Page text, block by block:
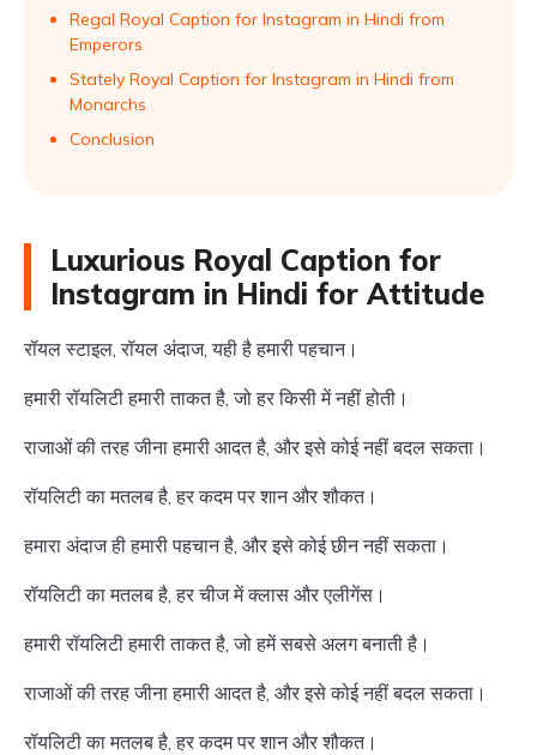
Regal Royal Caption for Instagram in Hindi from
Emperors
Stately Royal Caption for Instagram in Hindi from
Monarchs
Conclusion
Luxurious Royal Caption for
Instagram in Hindi for Attitude
रॉयल स्टाइल, रॉयल अंदाज, यही है हमारी पहचान।
हमारी रॉयलिटी हमारी ताकत है, जो हर किसी में नहीं होती।
राजाओं की तरह जीना हमारी आदत है, और इसे कोई नहीं बदल सकता।
रॉयलिटी का मतलब है, हर कदम पर शान और शौकत।
हमारा अंदाज ही हमारी पहचान है, और इसे कोई छीन नहीं सकता।
रॉयलिटी का मतलब है, हर चीज में क्लास और एलीगेंस।
हमारी रॉयलिटी हमारी ताकत है, जो हमें सबसे अलग बनाती है।
राजाओं की तरह जीना हमारी आदत है, और इसे कोई नहीं बदल सकता।
रॉयलिटी का मतलब है, हर कदम पर शान और शौकत।